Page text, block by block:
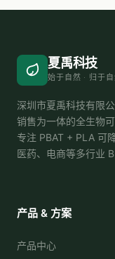
夏禹科技
始于自然 · 归于
深圳市夏禹科技有限
销售为一体的全生物
专注 PBAT + PLA 可
医药、电商等多行业 B
产品 & 方案
产品中心